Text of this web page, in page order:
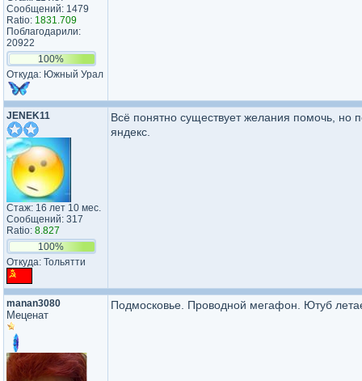
Сообщений: 1479
Ratio: 1831.709
Поблагодарили:
20922
100%
Откуда: Южный Урал
JENEK11
Стаж: 16 лет 10 мес.
Сообщений: 317
Ratio: 8.827
100%
Откуда: Тольятти
Всё понятно существует желания помочь, но
яндекс.
manan3080
Меценат
Подмосковье. Проводной мегафон. Ютуб